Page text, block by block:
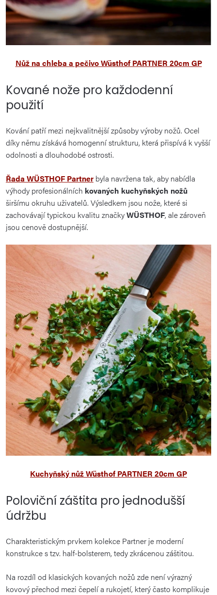
Nůž na chleba a pečivo Wüsthof PARTNER 20cm GP
Kované nože pro každodenní
použití
Kování patří mezi nejkvalitnější způsoby výroby nožů. Ocel
díky němu získává homogenní strukturu, která přispívá k vyšší
odolnosti a dlouhodobé ostrosti.
Řada WÜSTHOF Partner byla navržena tak, aby nabídla
výhody profesionálních kovaných kuchyňských nožů
širšímu okruhu uživatelů. Výsledkem jsou nože, které si
zachovávají typickou kvalitu značkyWÜSTHOF, ale zároveň
jsou cenově dostupnější.
Kuchyňský nůž Wüsthof PARTNER 20cm GP
Poloviční záštita pro jednodušší
údržbu
Charakteristickým prvkem kolekce Partner je moderní
konstrukce s tzv. half-bolsterem, tedy zkrácenou záštitou.
Na rozdíl od klasických kovaných nožů zde není výrazný
kovový přechod mezi čepelí a rukojetí, který často komplikuje